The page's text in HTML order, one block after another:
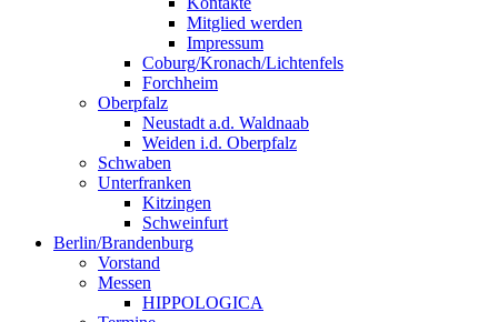
Mitglied werden
Impressum
Coburg/Kronach/Lichtenfels
Forchheim
Oberpfalz
Neustadt a.d. Waldnaab
Weiden i.d. Oberpfalz
Schwaben
Unterfranken
Kitzingen
Schweinfurt
Berlin/Brandenburg
Vorstand
Messen
HIPPOLOGICA